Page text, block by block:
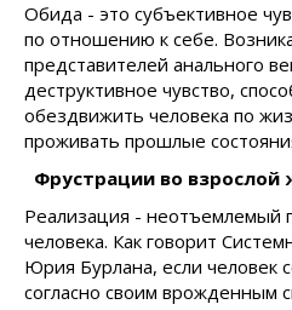
Обида - это субъективное
по отношению к себе.
представителей анального
деструктивное чувство,
обездвижить человека по
проживать прошлые
Фрустрации во взрослой
Реализация - неотъемлемый
человека. Как говорит
Юрия Бурлана, если человек
согласно своим врожденным